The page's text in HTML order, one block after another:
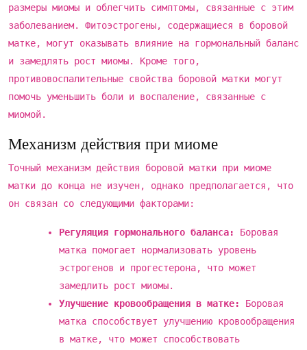
размеры миомы и облегчить симптомы, связанные с этим
заболеванием. Фитоэстрогены, содержащиеся в боровой
матке, могут оказывать влияние на гормональный баланс
и замедлять рост миомы. Кроме того,
противовоспалительные свойства боровой матки могут
помочь уменьшить боли и воспаление, связанные с
миомой.
Механизм действия при миоме
Точный механизм действия боровой матки при миоме
матки до конца не изучен, однако предполагается, что
он связан со следующими факторами:
Регуляция гормонального баланса:
Боровая
матка помогает нормализовать уровень
эстрогенов и прогестерона, что может
замедлить рост миомы.
Улучшение кровообращения в матке:
Боровая
матка способствует улучшению кровообращения
в матке, что может способствовать